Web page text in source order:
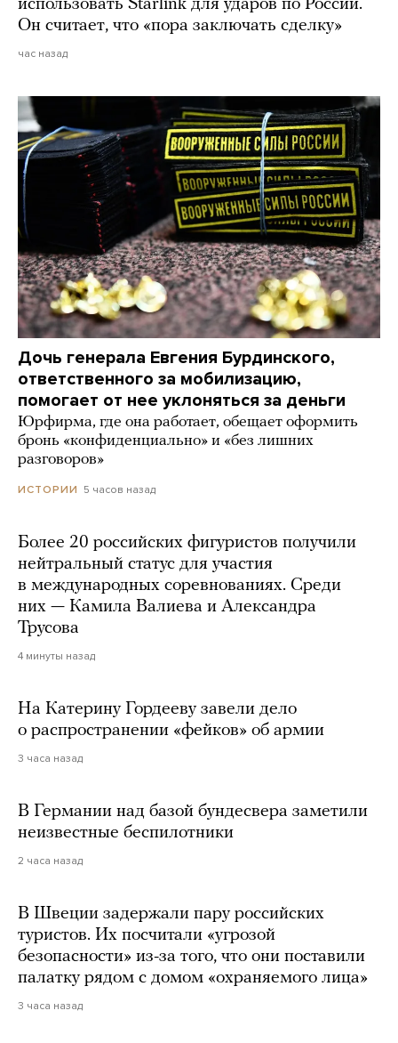
использовать Starlink для ударов по России.
Он считает, что «пора заключать сделку»
час назад
Дочь генерала Евгения Бурдинского,
ответственного за мобилизацию,
помогает от нее уклоняться за деньги
Юрфирма, где она работает, обещает оформить
бронь «конфиденциально» и «без лишних
разговоров»
ИСТОРИИ 5 часов назад
Более 20 российских фигуристов получили
нейтральный статус для участия
в международных соревнованиях. Среди
них — Камила Валиева и Александра
Трусова
4 минуты назад
На Катерину Гордееву завели дело
о распространении «фейков» об армии
3 часа назад
В Германии над базой бундесвера заметили
неизвестные беспилотники
2 часа назад
В Швеции задержали пару российских
туристов. Их посчитали «угрозой
безопасности» из-за того, что они поставили
палатку рядом с домом «охраняемого лица»
3 часа назад